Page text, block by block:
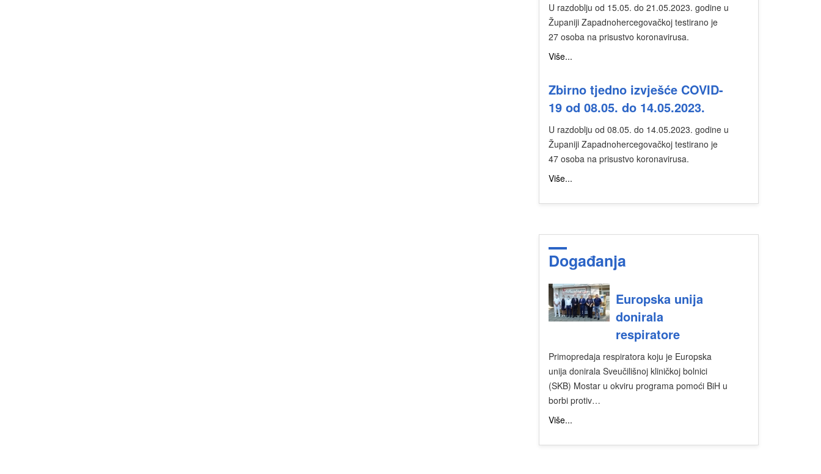
U razdoblju od 15.05. do 21.05.2023. godine u
Županiji Zapadnohercegovačkoj testirano je
27 osoba na prisustvo koronavirusa.
Više...
Zbirno tjedno izvješće COVID-
19 od 08.05. do 14.05.2023.
U razdoblju od 08.05. do 14.05.2023. godine u
Županiji Zapadnohercegovačkoj testirano je
47 osoba na prisustvo koronavirusa.
Više...
Događanja
Europska unija
donirala
respiratore
Primopredaja respiratora koju je Europska
unija donirala Sveučilišnoj kliničkoj bolnici
(SKB) Mostar u okviru programa pomoći BiH u
borbi protiv…
Više...